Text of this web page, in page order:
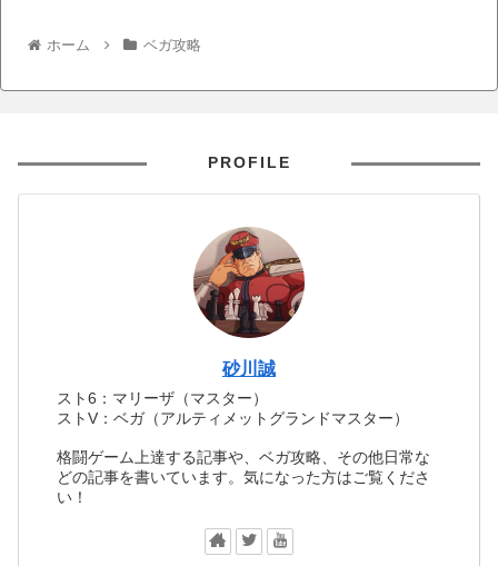
ホーム ベガ攻略
PROFILE
砂川誠
スト6：マリーザ（マスター）
ストV：ベガ（アルティメットグランドマスター）
格闘ゲーム上達する記事や、ベガ攻略、その他日常な
どの記事を書いています。気になった方はご覧くださ
い！